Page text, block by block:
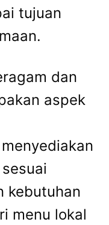
tujuan
dan
aspek
kebutuhan
menu lokal